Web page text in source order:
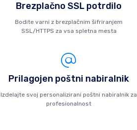
Brezplačno SSL potrdilo
Bodite varni z brezplačnim šifriranjem
SSL/HTTPS za vsa spletna mesta
Prilagojen poštni nabiralnik
Izdelajte svoj personalizirani poštni nabiralnik za
profesionalnost